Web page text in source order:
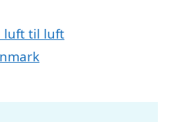
luft til luft